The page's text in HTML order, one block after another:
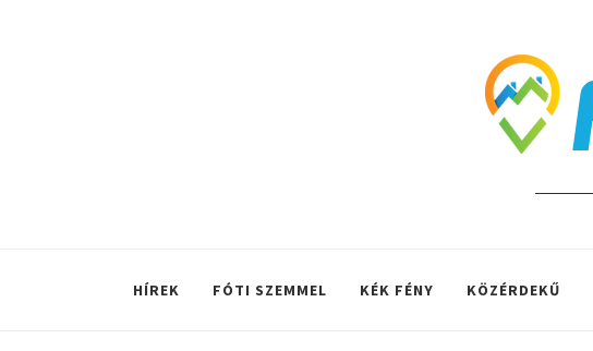
HÍREK FÓTI SZEMMEL KÉK FÉNY KÖZÉRDEKŰ